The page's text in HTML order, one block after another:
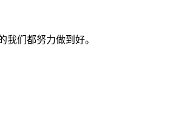
们都努力做到好。